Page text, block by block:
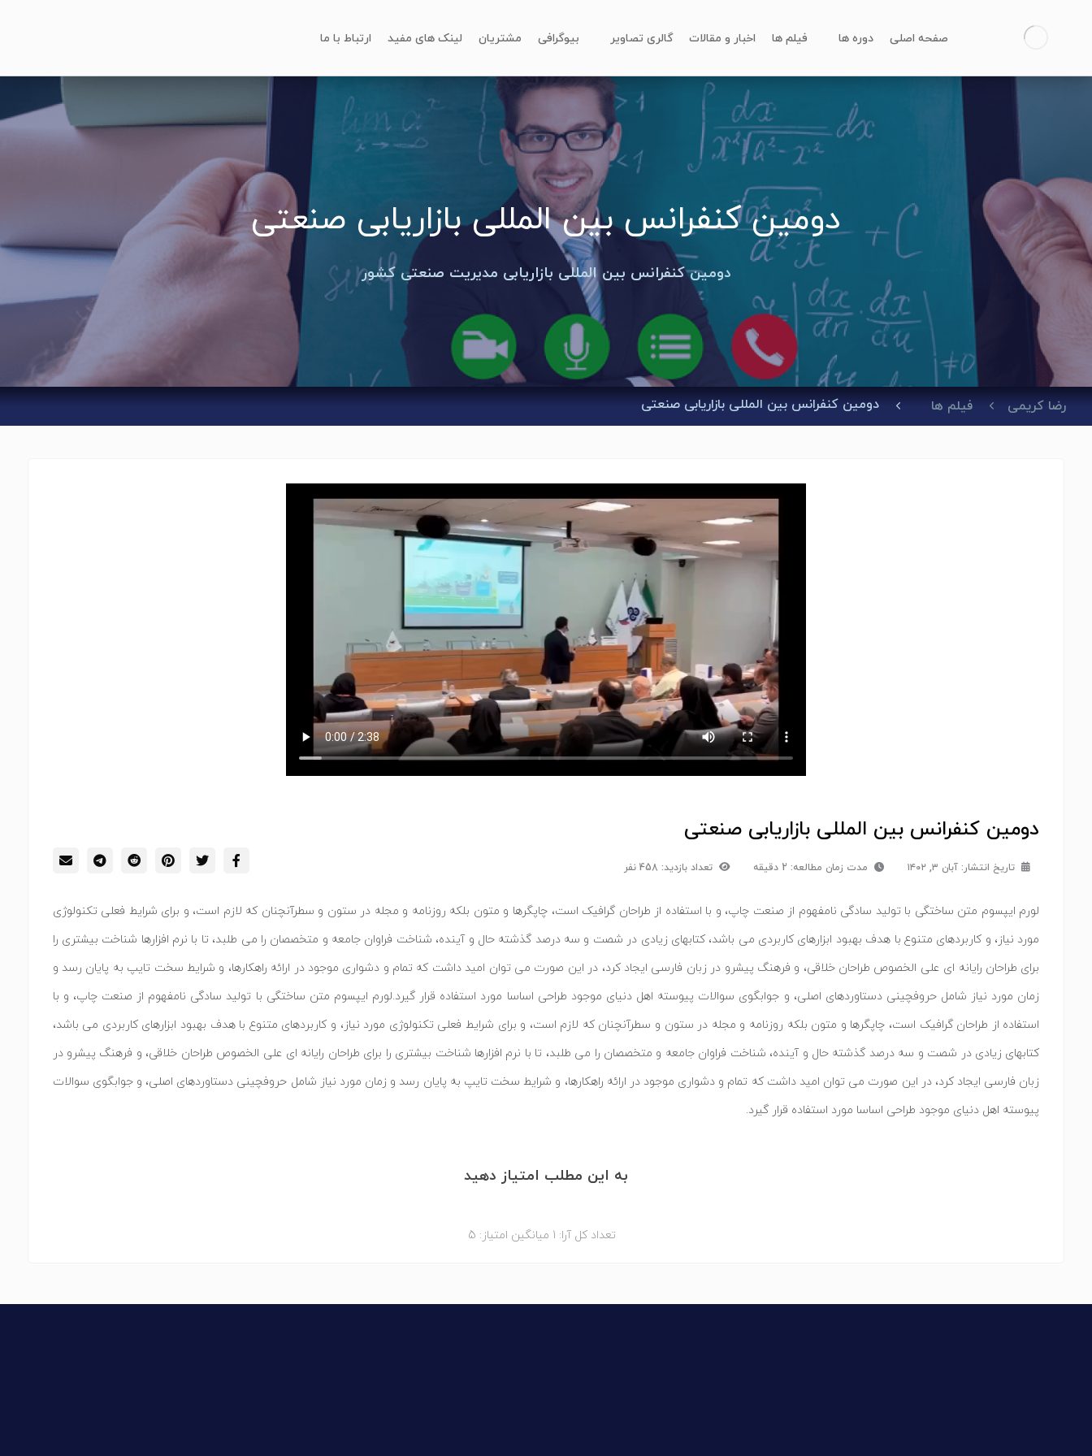
صفحه اصلی دوره ها فیلم ها اخبار و مقالات گالری تصاویر بیوگرافی مشتریان لینک های مفید ارتباط با ما
دومین کنفرانس بین المللی بازاریابی صنعتی
دومین کنفرانس بین المللی بازاریابی مدیریت صنعتی کشور
رضا کریمی فیلم ها دومین کنفرانس بین المللی بازاریابی صنعتی
دومین کنفرانس بین المللی بازاریابی صنعتی
تاریخ انتشار: آبان ۳, ۱۴۰۲ مدت زمان مطالعه: 2 دقیقه تعداد بازدید: 458 نفر
لورم ایپسوم متن ساختگی با تولید سادگی نامفهوم از صنعت چاپ، و با استفاده از طراحان گرافیک است، چاپگرها و متون بلکه روزنامه و مجله در ستون و سطرآنچنان که لازم است، و برای شرایط فعلی تکنولوژی
مورد نیاز، و کاربردهای متنوع با هدف بهبود ابزارهای کاربردی می باشد، کتابهای زیادی در شصت و سه درصد گذشته حال و آینده، شناخت فراوان جامعه و متخصصان را می طلبد، تا با نرم افزارها شناخت بیشتری را
برای طراحان رایانه ای علی الخصوص طراحان خلاقی، و فرهنگ پیشرو در زبان فارسی ایجاد کرد، در این صورت می توان امید داشت که تمام و دشواری موجود در ارائه راهکارها، و شرایط سخت تایپ به پایان رسد و
زمان مورد نیاز شامل حروفچینی دستاوردهای اصلی، و جوابگوی سوالات پیوسته اهل دنیای موجود طراحی اساسا مورد استفاده قرار گیرد.لورم ایپسوم متن ساختگی با تولید سادگی نامفهوم از صنعت چاپ، و با
استفاده از طراحان گرافیک است، چاپگرها و متون بلکه روزنامه و مجله در ستون و سطرآنچنان که لازم است، و برای شرایط فعلی تکنولوژی مورد نیاز، و کاربردهای متنوع با هدف بهبود ابزارهای کاربردی می باشد،
کتابهای زیادی در شصت و سه درصد گذشته حال و آینده، شناخت فراوان جامعه و متخصصان را می طلبد، تا با نرم افزارها شناخت بیشتری را برای طراحان رایانه ای علی الخصوص طراحان خلاقی، و فرهنگ پیشرو در
زبان فارسی ایجاد کرد، در این صورت می توان امید داشت که تمام و دشواری موجود در ارائه راهکارها، و شرایط سخت تایپ به پایان رسد و زمان مورد نیاز شامل حروفچینی دستاوردهای اصلی، و جوابگوی سوالات
پیوسته اهل دنیای موجود طراحی اساسا مورد استفاده قرار گیرد.
به این مطلب امتیاز دهید
تعداد کل آرا: 1 میانگین امتیاز: 5